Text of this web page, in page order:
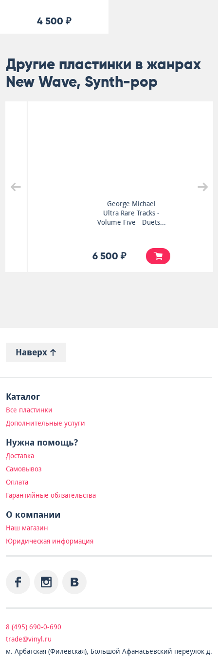
4 500 ₽
Другие пластинки в жанрах
New Wave, Synth-pop
George Michael
Ultra Rare Tracks -
Volume Five - Duets...
6 500 ₽
Наверх
Каталог
Все пластинки
Дополнительные услуги
Нужна помощь?
Доставка
Самовывоз
Оплата
Гарантийные обязательства
О компании
Наш магазин
Юридическая информация
8 (495) 690-0-690
trade@vinyl.ru
м. Арбатская (Филевская), Большой Афанасьевский переулок д.